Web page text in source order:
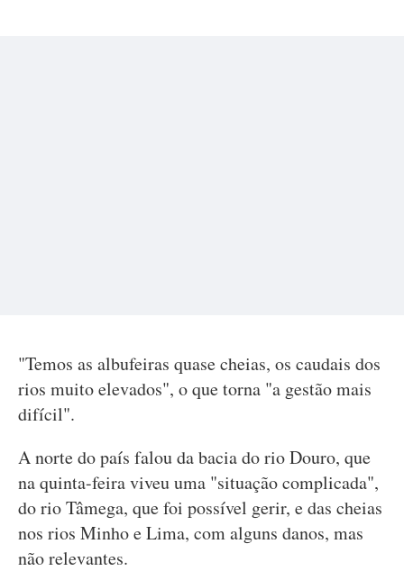
"Temos as albufeiras quase cheias, os caudais dos
rios muito elevados", o que torna "a gestão mais
difícil".
A norte do país falou da bacia do rio Douro, que
na quinta-feira viveu uma "situação complicada",
do rio Tâmega, que foi possível gerir, e das cheias
nos rios Minho e Lima, com alguns danos, mas
não relevantes.